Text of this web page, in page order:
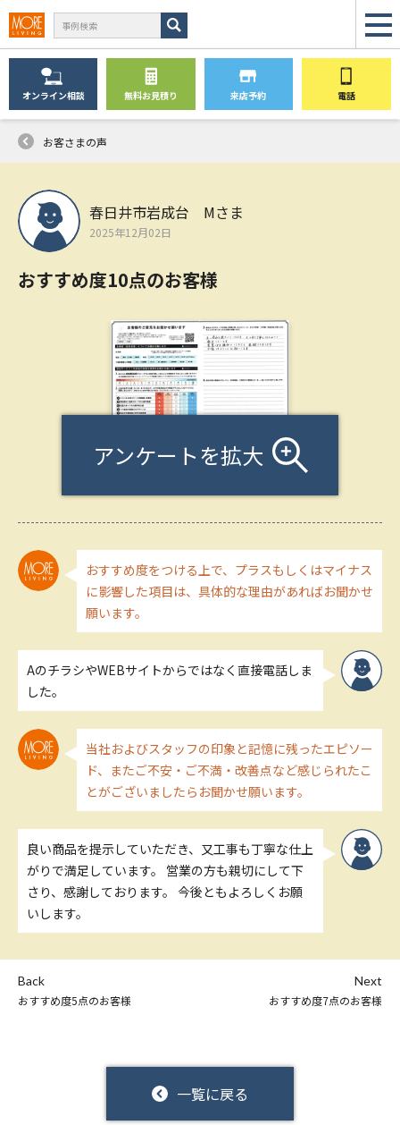
オンライン相談 無料お見積り 来店予約 電話
お客さまの声
春日井市岩成台 Mさま
2025年12月02日
おすすめ度10点のお客様
アンケートを拡大
おすすめ度をつける上で、プラスもしくはマイナス
に影響した項目は、具体的な理由があればお聞かせ
願います。
AのチラシやWEBサイトからではなく直接電話しま
した。
当社およびスタッフの印象と記憶に残ったエピソー
ド、またご不安・ご不満・改善点など感じられたこ
とがございましたらお聞かせ願います。
良い商品を提示していただき、又工事も丁寧な仕上
がりで満足しています。 営業の方も親切にして下
さり、感謝しております。 今後ともよろしくお願
いします。
Back
おすすめ度5点のお客様
一覧に戻る
Next
おすすめ度7点のお客様